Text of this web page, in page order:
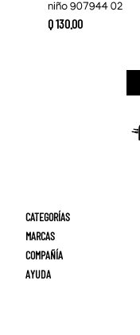
niño 907944 02
Q130.00
CATEGORÍAS
MARCAS
Adidas
Reebok
COMPAÑÍA
Quiénes Somos
AYUDA